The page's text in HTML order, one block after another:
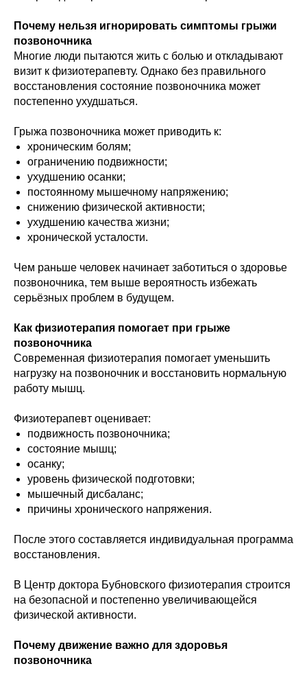
Почему нельзя игнорировать симптомы грыжи
позвоночника
Многие люди пытаются жить с болью и откладывают
визит к физиотерапевту. Однако без правильного
восстановления состояние позвоночника может
постепенно ухудшаться.
Грыжа позвоночника может приводить к:
хроническим болям;
ограничению подвижности;
ухудшению осанки;
постоянному мышечному напряжению;
снижению физической активности;
ухудшению качества жизни;
хронической усталости.
Чем раньше человек начинает заботиться о здоровье
позвоночника, тем выше вероятность избежать
серьёзных проблем в будущем.
Как физиотерапия помогает при грыже
позвоночника
Современная физиотерапия помогает уменьшить
нагрузку на позвоночник и восстановить нормальную
работу мышц.
Физиотерапевт оценивает:
подвижность позвоночника;
состояние мышц;
осанку;
уровень физической подготовки;
мышечный дисбаланс;
причины хронического напряжения.
После этого составляется индивидуальная программа
восстановления.
В Центр доктора Бубновского физиотерапия строится
на безопасной и постепенно увеличивающейся
физической активности.
Почему движение важно для здоровья
позвоночника